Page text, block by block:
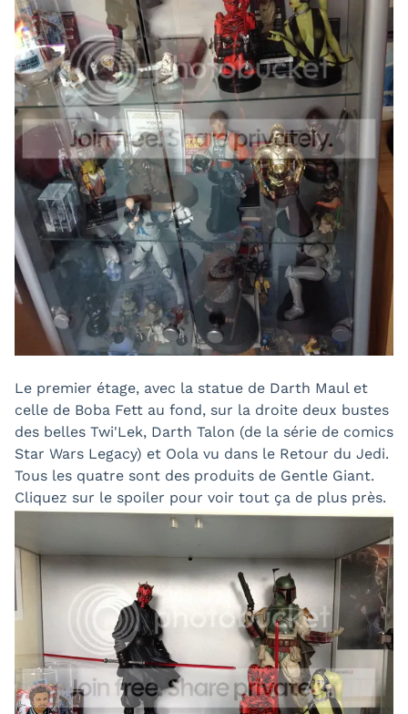
Le premier étage, avec la statue de Darth Maul et
celle de Boba Fett au fond, sur la droite deux bustes
des belles Twi'Lek, Darth Talon (de la série de comics
Star Wars Legacy) et Oola vu dans le Retour du Jedi.
Tous les quatre sont des produits de Gentle Giant.
Cliquez sur le spoiler pour voir tout ça de plus près.